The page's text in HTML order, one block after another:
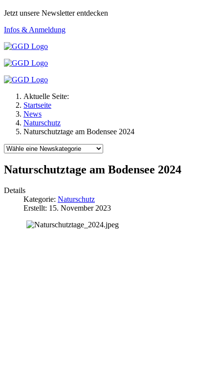
Jetzt unsere Newsletter entdecken
Infos & Anmeldung
Aktuelle Seite:
Startseite
News
Naturschutz
Naturschutztage am Bodensee 2024
Naturschutztage am Bodensee 2024
Details
Kategorie: Naturschutz
Erstellt: 15. November 2023